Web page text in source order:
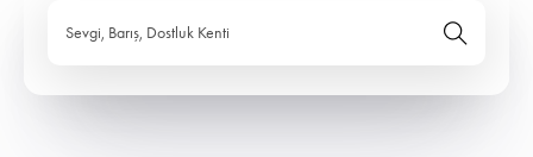
Sevgi, Barış, Dostluk Kenti